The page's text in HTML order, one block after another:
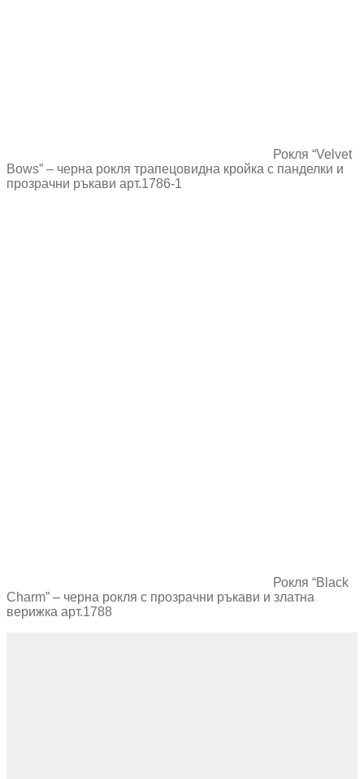
Рокля “Velvet
Bows” – черна рокля трапецовидна кройка с панделки и
прозрачни ръкави арт.1786-1
Рокля “Black
Charm” – черна рокля с прозрачни ръкави и златна
верижка арт.1788